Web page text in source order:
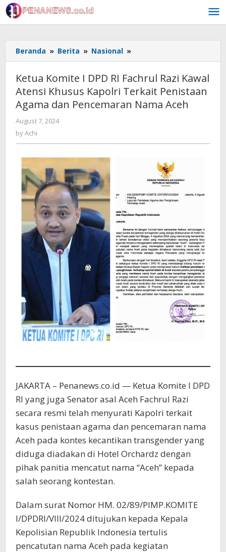
Skip
to
content
Beranda » Berita » Nasional »
Komite
DPD
RI
Fachrul
Khusus
Terkait
Penistaan
dan
Aceh
Ketua Komite I DPD RI Fachrul Razi Kawal
Atensi Khusus Kapolri Terkait Penistaan
Agama dan Pencemaran Nama Aceh
August 7, 2024
byAchi
JAKARTA – Penanews.co.id — Ketua Komite I DPD
RI yang juga Senator asal Aceh Fachrul Razi
secara resmi telah menyurati Kapolri terkait
kasus penistaan agama dan pencemaran nama
Aceh pada kontes kecantikan transgender yang
diduga diadakan di Hotel Orchardz dengan
pihak panitia mencatut nama “Aceh” kepada
salah seorang kontestan.
Dalam surat Nomor HM. 02/89/PIMP.KOMITE
I/DPDRI/VIII/2024 ditujukan kepada Kepala
Kepolisian Republik Indonesia tertulis
pencatutan nama Aceh pada kegiatan